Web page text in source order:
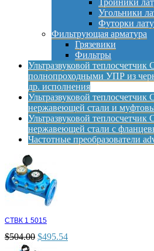
Тройники
Угольники
Футорки
Фильтрующая арматура
Грязевики
Фильтры
Ультразвуковой теплосчетчик
полнопроходными УПР из
др. исполнения
Ультразвуковой
нержавеющей стали и
Ультразвуковой
нержавеющей стали с
Частотные преобразователи
СТВК 1 5015
$504.00 $495.54